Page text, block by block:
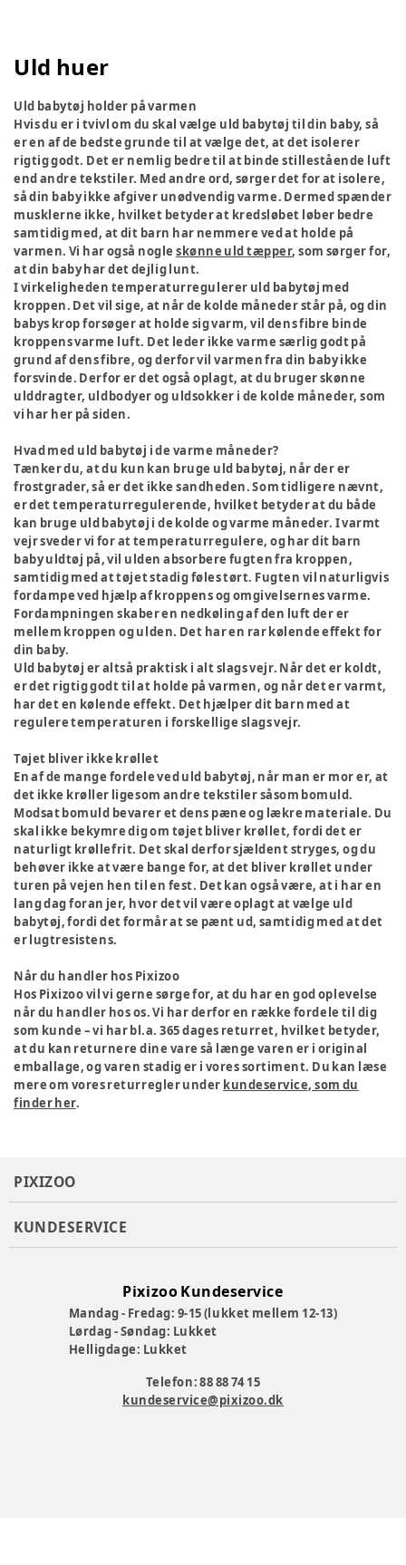
Uld huer
Uld babytøj holder på varmen
Hvis du er i tvivl om du skal vælge uld babytøj til din baby, så
er en af de bedste grunde til at vælge det, at det isolerer
rigtig godt. Det er nemlig bedre til at binde stillestående luft
end andre tekstiler. Med andre ord, sørger det for at isolere,
så din baby ikke afgiver unødvendig varme. Dermed spænder
musklerne ikke, hvilket betyder at kredsløbet løber bedre
samtidig med, at dit barn har nemmere ved at holde på
varmen. Vi har også nogleskønne uld tæpper, som sørger for,
at din baby har det dejlig lunt.
I virkeligheden temperaturregulerer uld babytøj med
kroppen. Det vil sige, at når de kolde måneder står på, og din
babys krop forsøger at holde sig varm, vil dens fibre binde
kroppens varme luft. Det leder ikke varme særlig godt på
grund af dens fibre, og derfor vil varmen fra din baby ikke
forsvinde. Derfor er det også oplagt, at du bruger skønne
ulddragter, uldbodyer og uldsokker i de kolde måneder, som
vi har her på siden.
Hvad med uld babytøj i de varme måneder?
Tænker du, at du kun kan bruge uld babytøj, når der er
frostgrader, så er det ikke sandheden. Som tidligere nævnt,
er det temperaturregulerende, hvilket betyder at du både
kan bruge uld babytøj i de kolde og varme måneder. I varmt
vejr sveder vi for at temperaturregulere, og har dit barn
baby uldtøj på, vil ulden absorbere fugten fra kroppen,
samtidig med at tøjet stadig føles tørt. Fugten vil naturligvis
fordampe ved hjælp af kroppens og omgivelsernes varme.
Fordampningen skaber en nedkøling af den luft der er
mellem kroppen og ulden. Det har en rar kølende effekt for
din baby.
Uld babytøj er altså praktisk i alt slags vejr. Når det er koldt,
er det rigtig godt til at holde på varmen, og når det er varmt,
har det en kølende effekt. Det hjælper dit barn med at
regulere temperaturen i forskellige slags vejr.
Tøjet bliver ikke krøllet
En af de mange fordele ved uld babytøj, når man er mor er, at
det ikke krøller ligesom andre tekstiler såsom bomuld.
Modsat bomuld bevarer et dens pæne og lækre materiale. Du
skal ikke bekymre dig om tøjet bliver krøllet, fordi det er
naturligt krøllefrit. Det skal derfor sjældent stryges, og du
behøver ikke at være bange for, at det bliver krøllet under
turen på vejen hen til en fest. Det kan også være, at i har en
lang dag foran jer, hvor det vil være oplagt at vælge uld
babytøj, fordi det formår at se pænt ud, samtidig med at det
er lugtresistens.
Når du handler hos Pixizoo
Hos Pixizoo vil vi gerne sørge for, at du har en god oplevelse
når du handler hos os. Vi har derfor en række fordele til dig
som kunde – vi har bl.a. 365 dages returret, hvilket betyder,
at du kan returnere dine vare så længe varen er i original
emballage, og varen stadig er i vores sortiment. Du kan læse
mere om vores returregler under kundeservice, som du
finder her.
PIXIZOO
KUNDESERVICE
Pixizoo Kundeservice
Mandag - Fredag: 9-15 (lukket mellem 12-13)
Lørdag - Søndag: Lukket
Helligdage: Lukket
Telefon: 88 88 74 15
kundeservice@pixizoo.dk